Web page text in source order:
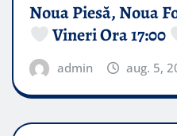
Noua Piesă, Noua
Vineri Ora 17:00
admin aug. 5,